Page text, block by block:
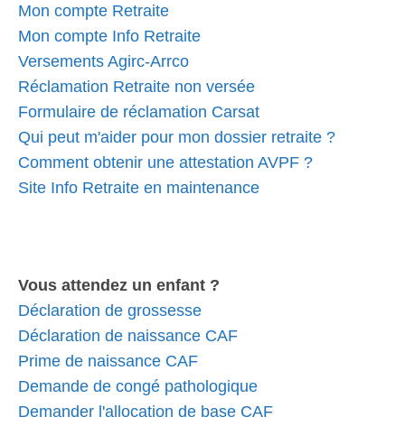
Mon compte Retraite
Mon compte Info Retraite
Versements Agirc-Arrco
Réclamation Retraite non versée
Formulaire de réclamation Carsat
Qui peut m'aider pour mon dossier retraite ?
Comment obtenir une attestation AVPF ?
Site Info Retraite en maintenance
Vous attendez un enfant ?
Déclaration de grossesse
Déclaration de naissance CAF
Prime de naissance CAF
Demande de congé pathologique
Demander l'allocation de base CAF